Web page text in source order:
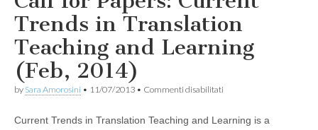
Trends in Translation
Teaching and Learning
(Feb, 2014)
by Sara Amorosini • 11/07/2013 • Commenti disabilitati
Papers:
Current Trends in Translation Teaching and Learning is a